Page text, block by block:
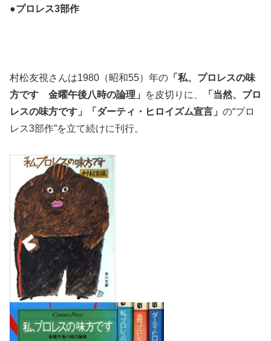
●プロレス3部作
村松友視さんは1980（昭和55）年の 「私、プロレスの味
方です 金曜午後八時の論理」
を皮切りに、
「当然、プロ
レスの味方です」「ダーティ・ヒロイズム宣言」 の“プロ
レス3部作”を立て続けに刊行。